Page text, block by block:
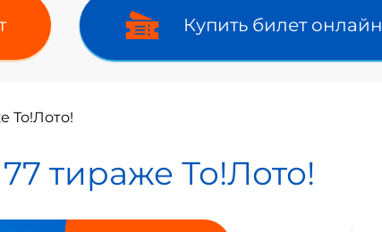
Купить билет онлайн
То!Лото!
тираже То!Лото!